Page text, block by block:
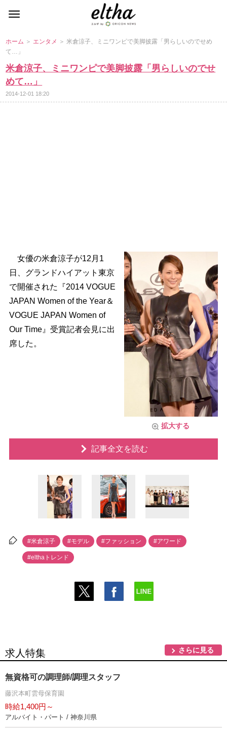
ホーム ＞ エンタメ ＞ 米倉涼子、ミニワンピで美脚披露「男らしいのでせめ
て…」
米倉涼子、ミニワンピで美脚披露「男らしいのでせ
めて…」
2014-12-01 18:20
拡大する
女優の米倉涼子が12月1
日、グランドハイアット東京
で開催された『2014 VOGUE
JAPAN Women of the Year＆
VOGUE JAPAN Women of
Our Time』受賞記者会見に出
席した。
記事全文を読む
#米倉涼子 #モデル #ファッション #アワード
#elthaトレンド
求人特集 さらに見る
無資格可の調理師/調理スタッフ
藤沢本町雲母保育園
時給1,400円～
アルバイト・パート / 神奈川県